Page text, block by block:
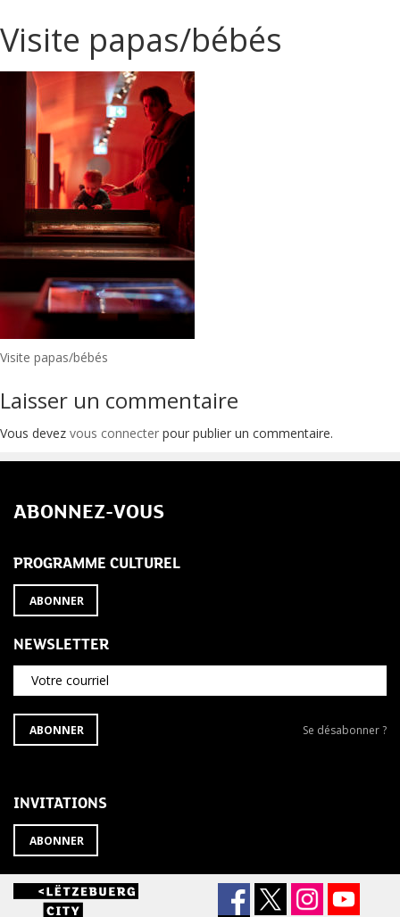
Visite papas/bébés
Navigation
de
l’article
Visite papas/bébés
Laisser un commentaire
Vous devez vous connecter pour publier un commentaire.
ABONNEZ-VOUS
PROGRAMME CULTUREL
ABONNER
NEWSLETTER
Votre courriel
S'ABONNER
À
ABONNER
Se
Se désabonner ?
INVITATIONS
ABONNER